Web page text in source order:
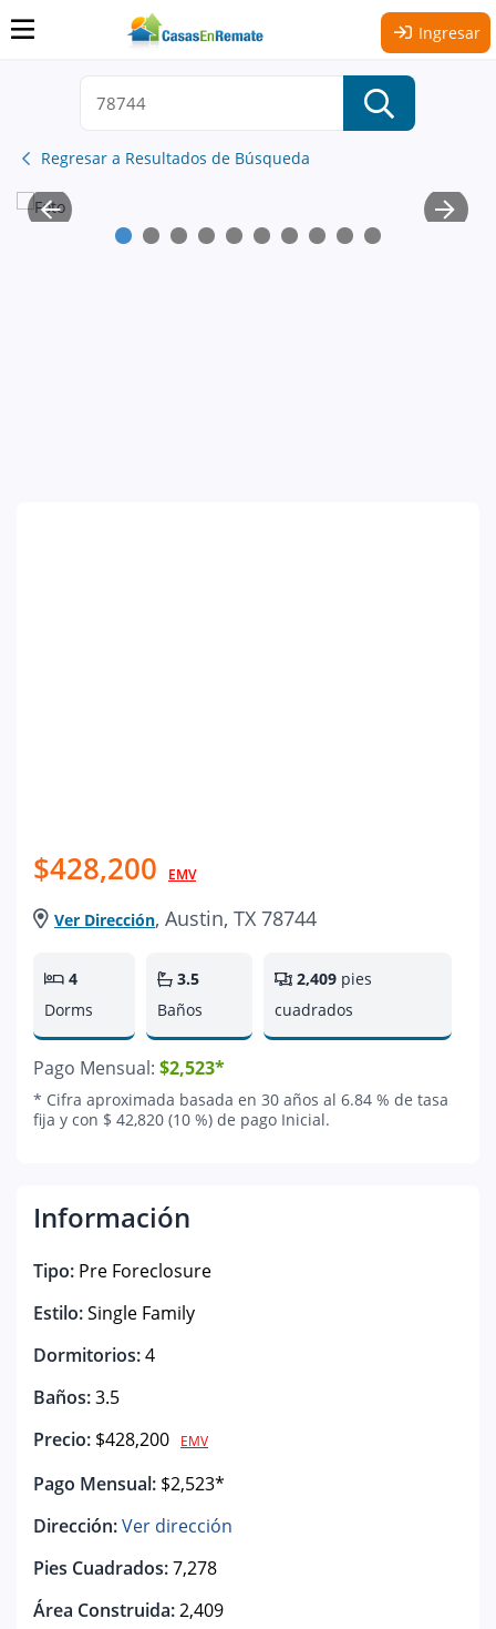
Ingresar
Regresar a Resultados de Búsqueda
$428,200 EMV
Ver Dirección, Austin, TX 78744
4
Dorms
3.5
Baños
2,409 pies
cuadrados
Pago Mensual: $2,523*
* Cifra aproximada basada en 30 años al 6.84 % de tasa
fija y con $ 42,820 (10 %) de pago Inicial.
Información
Tipo: Pre Foreclosure
Estilo:Single Family
Dormitorios:4
Baños:3.5
Precio: $428,200 EMV
Pago Mensual: $2,523*
Dirección:Ver dirección
Pies Cuadrados:7,278
Área Construida:2,409